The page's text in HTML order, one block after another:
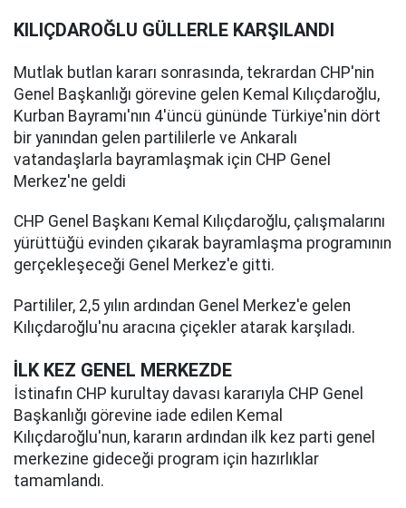
KILIÇDAROĞLU GÜLLERLE KARŞILANDI
Mutlak butlan kararı sonrasında, tekrardan CHP'nin
Genel Başkanlığı görevine gelen Kemal Kılıçdaroğlu,
Kurban Bayramı'nın 4'üncü gününde Türkiye'nin dört
bir yanından gelen partililerle ve Ankaralı
vatandaşlarla bayramlaşmak için CHP Genel
Merkez'ne geldi
CHP Genel Başkanı Kemal Kılıçdaroğlu, çalışmalarını
yürüttüğü evinden çıkarak bayramlaşma programının
gerçekleşeceği Genel Merkez'e gitti.
Partililer, 2,5 yılın ardından Genel Merkez'e gelen
Kılıçdaroğlu'nu aracına çiçekler atarak karşıladı.
İLK KEZ GENEL MERKEZDE
İstinafın CHP kurultay davası kararıyla CHP Genel
Başkanlığı görevine iade edilen Kemal
Kılıçdaroğlu'nun, kararın ardından ilk kez parti genel
merkezine gideceği program için hazırlıklar
tamamlandı.